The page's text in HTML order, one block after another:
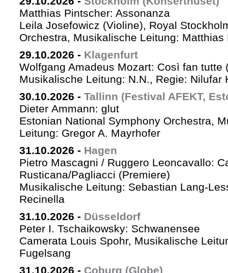
Matthias Pintscher: Assonanza
Leila Josefowicz (Violine), Royal
Orchestra, Musikalische Leitung: Matthias
29.10.2026 - Klagenfurt
Wolfgang Amadeus Mozart: Così fan tutte
Musikalische Leitung: N.N., Regie: Nilufar
30.10.2026 - Tallinn (Festival AFEKT,
Dieter Ammann: glut
Estonian National Symphony Orchestra,
Leitung: Gregor A. Mayrhofer
31.10.2026 - Hagen
Pietro Mascagni / Ruggero Leoncavallo:
Rusticana/Pagliacci (Premiere)
Musikalische Leitung: Sebastian Lang-
Recinella
31.10.2026 - Düsseldorf
Peter I. Tschaikowsky: Schwanensee
Camerata Louis Spohr, Musikalische
Fugelsang
31.10.2026 - Coburg (Globe)